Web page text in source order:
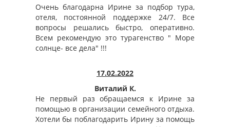
Очень благодарна Ирине за подбор тура,
отеля, постоянной поддержке 24/7. Все
вопросы решались быстро, оперативно.
Всем рекомендую это турагенство " Море
солнце- все дела" !!!
17.02.2022
Виталий К.
Не первый раз обращаемся к Ирине за
помощью в организации семейного отдыха.
Хотели бы поблагодарить Ирину за помощь